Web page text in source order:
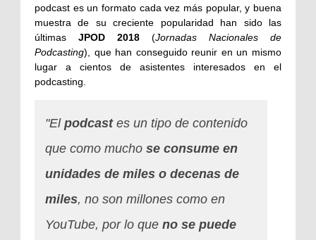
podcast es un formato cada vez más popular, y buena
muestra de su creciente popularidad han sido las
últimas JPOD 2018 (Jornadas Nacionales de
Podcasting), que han conseguido reunir en un mismo
lugar a cientos de asistentes interesados en el
podcasting.
"El podcastes un tipo de contenido
que como mucho se consume en
unidades de miles o decenas de
miles, no son millones como en
YouTube, por lo que no se puede